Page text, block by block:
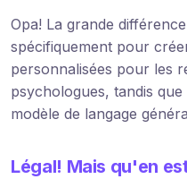
Opa! La grande
spécifiquement pour
personnalisées pour les
psychologues, tandis
modèle de langage
Légal! Mais qu'en